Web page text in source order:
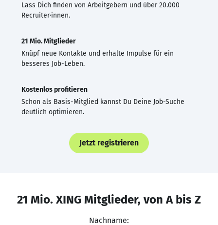
Lass Dich finden von Arbeitgebern und über 20.000
Recruiter·innen.
21 Mio. Mitglieder
Knüpf neue Kontakte und erhalte Impulse für ein
besseres Job-Leben.
Kostenlos profitieren
Schon als Basis-Mitglied kannst Du Deine Job-Suche
deutlich optimieren.
Jetzt registrieren
21 Mio. XING Mitglieder, von A bis Z
Nachname: